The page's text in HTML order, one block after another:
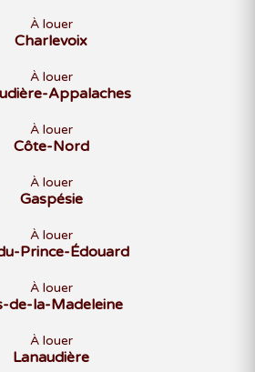
À louer
Charlevoix
À louer
Appalaches
À louer
Côte-Nord
À louer
Gaspésie
À louer
Prince-Édouard
À louer
de-la-Madeleine
À louer
Lanaudière